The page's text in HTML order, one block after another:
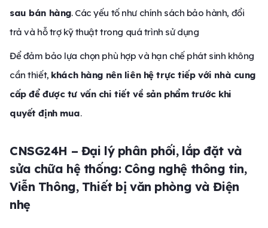
sau bán hàng. Các yếu tố như chính sách bảo hành, đổi
trả và hỗ trợ kỹ thuật trong quá trình sử dụng
Để đảm bảo lựa chọn phù hợp và hạn chế phát sinh không
cần thiết, khách hàng nên liên hệ trực tiếp với nhà cung
cấp để được tư vấn chi tiết về sản phẩm trước khi
quyết định mua.
CNSG24H – Đại lý phân phối, lắp đặt và
sửa chữa hệ thống: Công nghệ thông tin,
Viễn Thông, Thiết bị văn phòng và Điện
nhẹ